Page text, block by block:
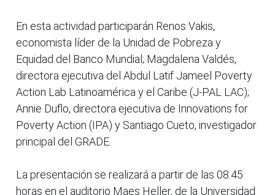
En esta actividad participarán Renos Vakis,
economista líder de la Unidad de Pobreza y
Equidad del Banco Mundial; Magdalena Valdés,
directora ejecutiva del Abdul Latif Jameel Poverty
Action Lab Latinoamérica y el Caribe (J-PAL LAC);
Annie Duflo, directora ejecutiva de Innovations for
Poverty Action (IPA) y Santiago Cueto, investigador
principal del GRADE.
La presentación se realizará a partir de las 08.45
horas en el auditorio Maes Heller, de la Universidad